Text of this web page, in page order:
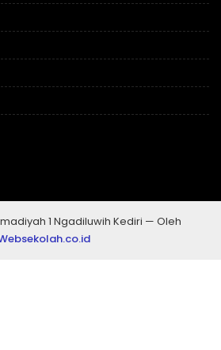
1 Ngadiluwih Kediri — Oleh